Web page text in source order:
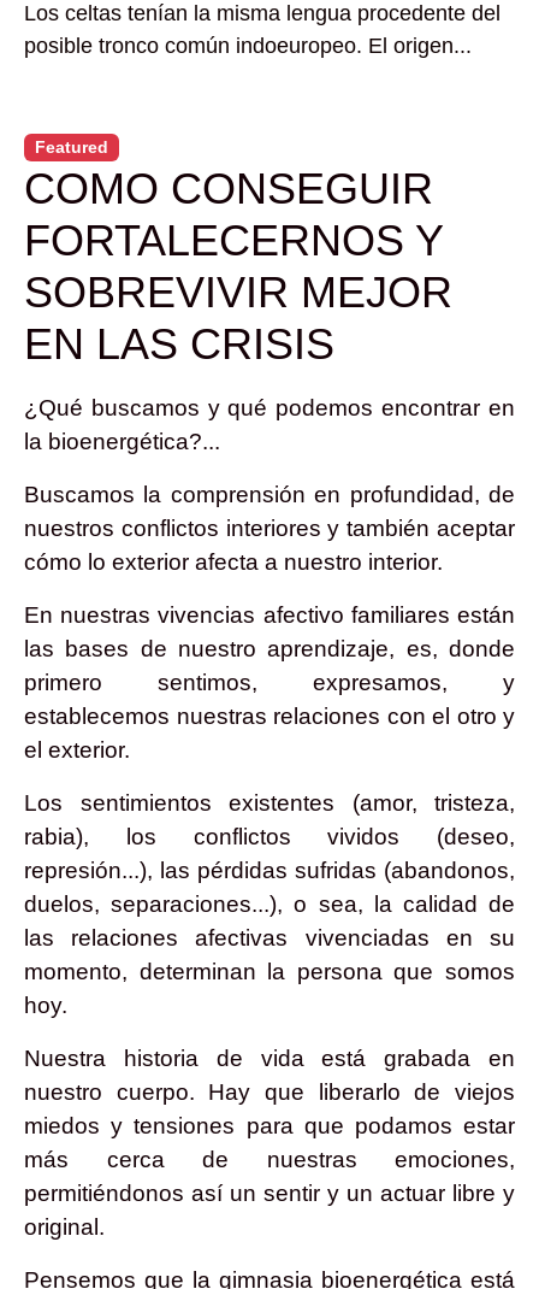
Los celtas tenían la misma lengua procedente del
posible tronco común indoeuropeo. El origen...
Featured
COMO CONSEGUIR
FORTALECERNOS Y
SOBREVIVIR MEJOR
EN LAS CRISIS
¿Qué buscamos y qué podemos encontrar en
la bioenergética?...
Buscamos la comprensión en profundidad, de
nuestros conflictos interiores y también aceptar
cómo lo exterior afecta a nuestro interior.
En nuestras vivencias afectivo familiares están
las bases de nuestro aprendizaje, es, donde
primero sentimos, expresamos, y
establecemos nuestras relaciones con el otro y
el exterior.
Los sentimientos existentes (amor, tristeza,
rabia), los conflictos vividos (deseo,
represión...), las pérdidas sufridas (abandonos,
duelos, separaciones...), o sea, la calidad de
las relaciones afectivas vivenciadas en su
momento, determinan la persona que somos
hoy.
Nuestra historia de vida está grabada en
nuestro cuerpo. Hay que liberarlo de viejos
miedos y tensiones para que podamos estar
más cerca de nuestras emociones,
permitiéndonos así un sentir y un actuar libre y
original.
Pensemos que la gimnasia bioenergética está